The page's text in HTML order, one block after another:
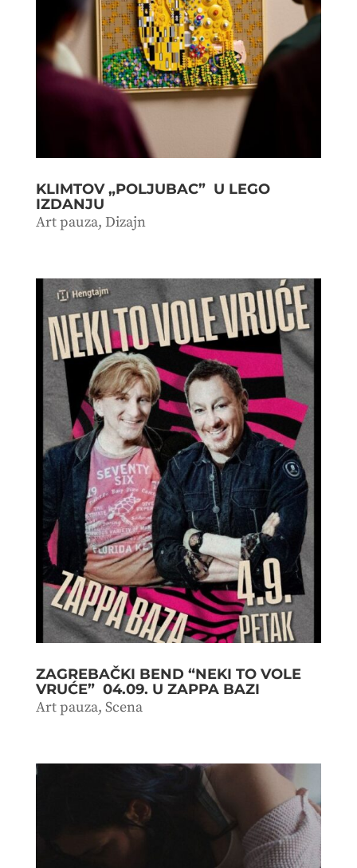
KLIMTOV „POLJUBAC” U LEGO
IZDANJU
Art pauza, Dizajn
ZAGREBAČKI BEND “NEKI TO VOLE
VRUĆE” 04.09. U ZAPPA BAZI
Art pauza, Scena